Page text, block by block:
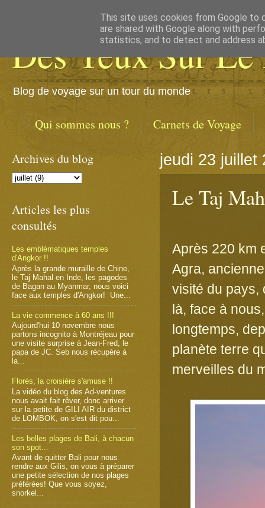
Des Yeux Sur
Blog de voyage sur un tour du monde
Qui sommes nous ? Carnets de Voyage
jeudi 23 juillet
Le Taj
Après 220 km
Agra,
visité du pays,
là, face à
longtemps,
planète terre
merveilles du
Archives du blog
Articles les plus
consultés
Les emblématiques temples
d'Angkor !!
Après la grande muraille de Chine,
le Taj Mahal en Inde, les pagodes
de Bagan au Myanmar, nous voici
face aux temples d'Angkor! Une...
La vie commence à 60 ans !!!
Aujourd'hui 10 novembre nous
partons incognito à Montréjeau pour
une visite surprise à Jean-Fred, le
papa de JC. Seb nous récupère à
la...
Florès, la croisière s'amuse !!
La vidéo du blog des Ad-ventures
nous avait fait rêver, donc arriver
sur la petite de GILI AIR du district
de LOMBOK, on s'est dit pou...
Les belles plages de Bali, à chacun
son spot...
Avant de quitter Bali pour nous
rendre aux Gilis, on vous à préparer
une petite sélection de nos plages
préférées! Que vous soyez,
snorkel...
This site uses cookies from Google to
are shared with Google along with
statistics, and to detect and address